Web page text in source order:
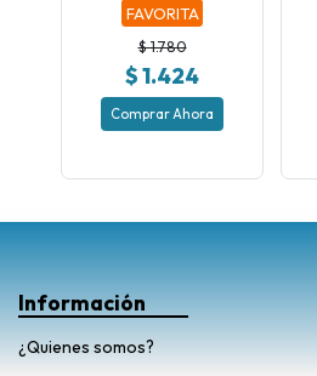
FAVORITA
$ 1.780
$ 1.424
Comprar Ahora
Información
¿Quienes somos?